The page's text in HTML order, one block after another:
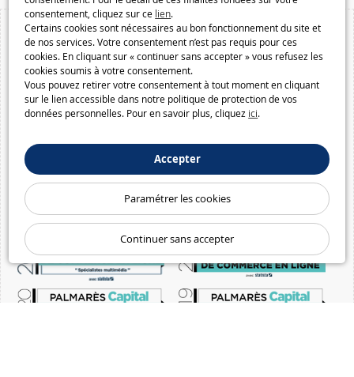
consentement, cliquez sur ce lien.
Certains cookies sont nécessaires au bon fonctionnement du site et
de nos services. Votre consentement n’est pas requis pour ces
cookies. En cliquant sur « continuer sans accepter » vous refusez les
cookies soumis à votre consentement.
Vous pouvez retirer votre consentement à tout moment en cliquant
sur le lien accessible dans notre politique de protection de vos
données personnelles. Pour en savoir plus, cliquez ici.
Accepter
Paramétrer les cookies
Continuer sans accepter